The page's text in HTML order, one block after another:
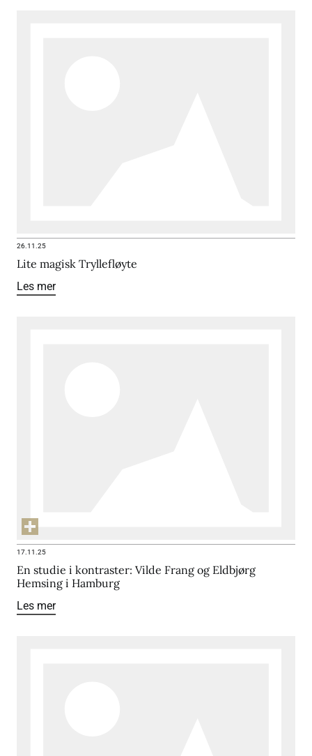
26.11.25
Lite magisk Tryllefløyte
Les mer
17.11.25
En studie i kontraster: Vilde Frang og Eldbjørg
Hemsing i Hamburg
Les mer